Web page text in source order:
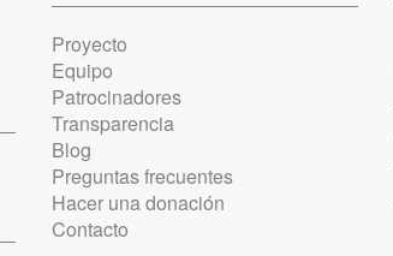
Proyecto
Equipo
Patrocinadores
Transparencia
Blog
Preguntas frecuentes
Hacer una donación
Contacto